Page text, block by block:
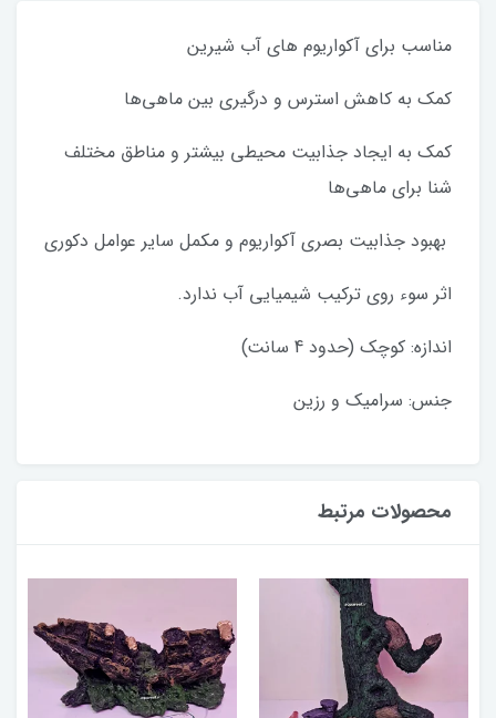
مناسب برای آکواریوم های آب شیرین
کمک به کاهش استرس و درگیری بین ماهی‌ها
کمک به ایجاد جذابیت محیطی بیشتر و مناطق مختلف
شنا برای ماهی‌ها
بهبود جذابیت بصری آکواریوم و مکمل سایر عوامل دکوری
اثر سوء روی ترکیب شیمیایی آب ندارد.
اندازه: کوچک (حدود 4 سانت)
جنس: سرامیک و رزین
محصولات مرتبط